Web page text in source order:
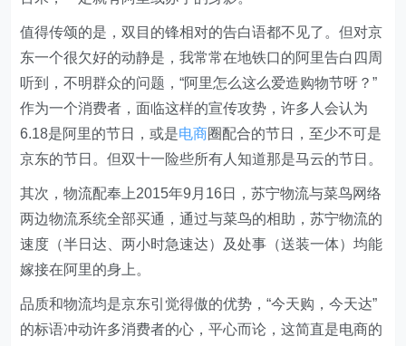
值得传颂的是，双目的锋相对的告白语都不见了。但对京
东一个很欠好的动静是，我常常在地铁口的阿里告白四周
听到，不明群众的问题，“阿里怎么这么爱造购物节呀？”
作为一个消费者，面临这样的宣传攻势，许多人会认为
6.18是阿里的节日，或是电商圈配合的节日，至少不可是
京东的节日。但双十一险些所有人知道那是马云的节日。
其次，物流配奉上2015年9月16日，苏宁物流与菜鸟网络
两边物流系统全部买通，通过与菜鸟的相助，苏宁物流的
速度（半日达、两小时急速达）及处事（送装一体）均能
嫁接在阿里的身上。
品质和物流均是京东引觉得傲的优势，“今天购，今天达”
的标语冲动许多消费者的心，平心而论，这简直是电商的